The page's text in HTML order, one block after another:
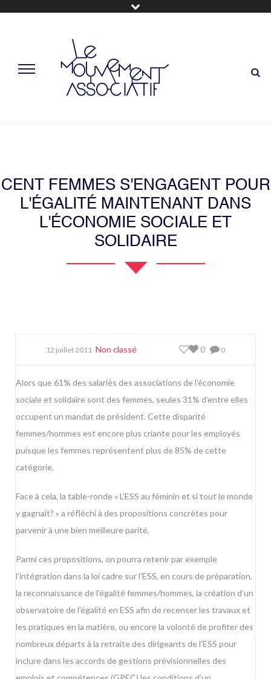
CENT FEMMES S'ENGAGENT POUR
L'ÉGALITÉ MAINTENANT DANS
L'ÉCONOMIE SOCIALE ET
SOLIDAIRE
12 juillet 2011 Non classé 0
0
Alors que 61% des salariés des associations de l’économie
sociale et solidaire sont des femmes, seules 31% d’entre elles
occupent un mandat de président. Cette disparité
femmes/hommes est encore plus criante pour les employés
puisque les femmes représentent plus de 85% de cette
catégorie.
Face à cela, la table-ronde « L’ESS au féminin et si tout le monde
y gagnait? » a réfléchi à des propositions concrètes pour
parvenir à une bien meilleure parité.
Parmi ces propositions, on pourra retenir par exemple
l’intégration dans la loi cadre sur l’ESS, en cours de préparation,
la reconnaissance de l’égalité femmes/hommes, la création d’un
observatoire de l’égalité en ESS afin de recenser les travaux et
les pratiques en la matière, ou encore la volonté de profiter des
nombreux départs à la retraite des dirigeants de l’ESS pour
inclure dans les accords de gestions prévisionnelles des